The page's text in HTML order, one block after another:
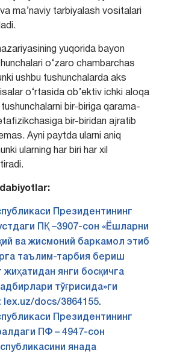
ma’naviy tarbiyalash vositalari
yuqorida bayon
o‘zaro chambarchas
ushbu tushunchalarda aks
o‘rtasida ob’ektiv ichki aloqa
bir-biriga qarama-
bir-biridan ajratib
Ayni paytda ularni aniq
ularning har biri har xil
Президентининг
ПҚ –3907-сон «Ёшларни
ва жисмоний баркамол этиб
таълим-тарбия бериш
янги босқичга
тўғрисида»ги
docs/3864155.
Президентининг
ПФ – 4947-сон
янада